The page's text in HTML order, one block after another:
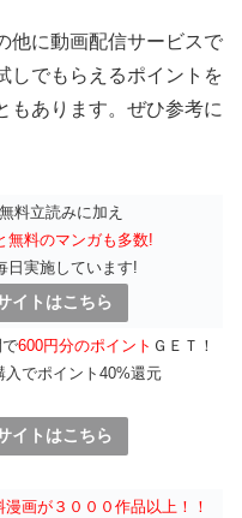
他に動画配信サービスで
しでもらえるポイントを
もあります。ぜひ参考に
料立読みに加え
無料のマンガも多数!
日実施しています!
イトはこちら
600円分のポイント ＧＥＴ！
入でポイント40%還元
イトはこちら
漫画が３０００作品以上！！